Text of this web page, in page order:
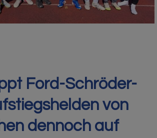
Ford-Schröder-
von
dennoch auf